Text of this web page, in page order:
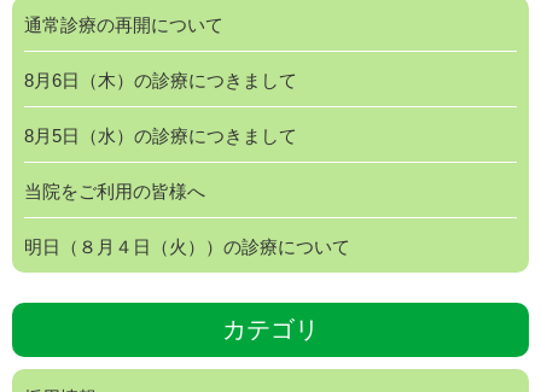
通常診療の再開について
8月6日（木）の診療につきまして
8月5日（水）の診療につきまして
当院をご利用の皆様へ
明日（８月４日（火））の診療について
カテゴリ